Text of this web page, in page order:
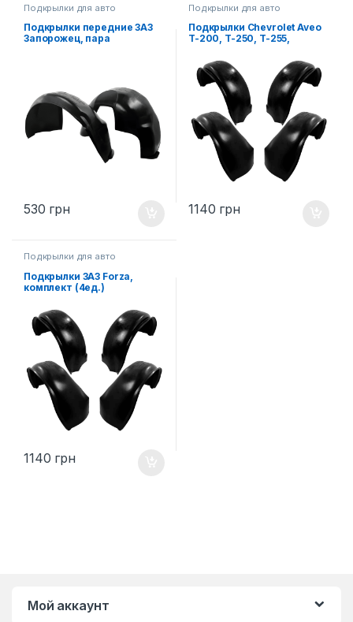
Подкрылки для авто
Подкрылки передние ЗАЗ
Запорожец, пара
530 грн
Подкрылки для авто
Подкрылки Chevrolet Aveo
T-200, T-250, T-255,
1140 грн
Подкрылки для авто
Подкрылки ЗАЗ Forza,
комплект (4ед.)
1140 грн
Мой аккаунт